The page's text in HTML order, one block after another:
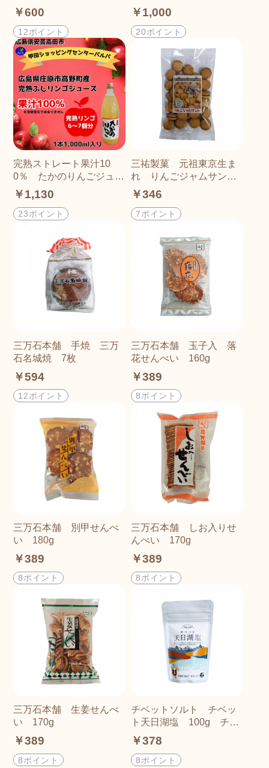
辛口カープソース使用
￥600
12ポイント
￥1,000
20ポイント
完熟ストレート果汁10
0％ たかのりんごジュー
ス 1000ml
￥1,130
23ポイント
三祐製菓 元祖東京生ま
れ りんごジャムサン
ド 150g
￥346
7ポイント
三万石本舗 手焼 三万
石名城焼 7枚
￥594
12ポイント
三万石本舗 玉子入 落
花せんべい 160g
￥389
8ポイント
三万石本舗 別甲せんべ
い 180g
￥389
8ポイント
三万石本舗 しお入りせ
んべい 170g
￥389
8ポイント
三万石本舗 生姜せんべ
い 170g
￥389
8ポイント
チベットソルト チベッ
ト天日湖塩 100g チャ
ック付き
￥378
8ポイント